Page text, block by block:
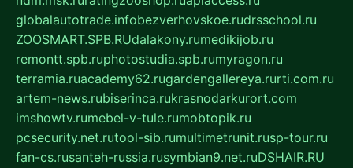
globalautotrade.infobezverhovskoe.rudrsschool.ru
ZOOSMART.SPB.RUdalakony.rumedikijob.ru
remontt.spb.ruphotostudia.spb.rumyragon.ru
terramia.ruacademy62.rugardengallereya.rurti.com.ru
artem-news.rubiserinca.rukrasnodarkurort.com
imshowtv.rumebel-v-tule.rumobtopik.ru
pcsecurity.net.rutool-sib.rumultimetrunit.rusp-tour.ru
fan-cs.rusanteh-russia.rusymbian9.net.ruDSHAIR.RU